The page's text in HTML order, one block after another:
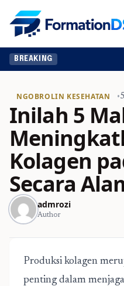
BREAKING
NGOBROLIN KESEHATAN •
Inilah 5
Kolagen
Secara
admrozi
Author
Produksi kolagen
penting dalam